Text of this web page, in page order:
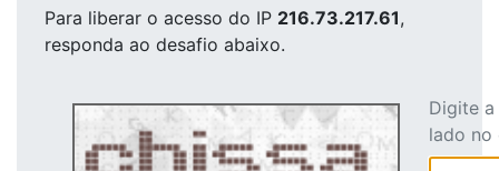
Para liberar o acesso do IP 216.73.217.61,
responda ao desafio abaixo.
Digite
lado no